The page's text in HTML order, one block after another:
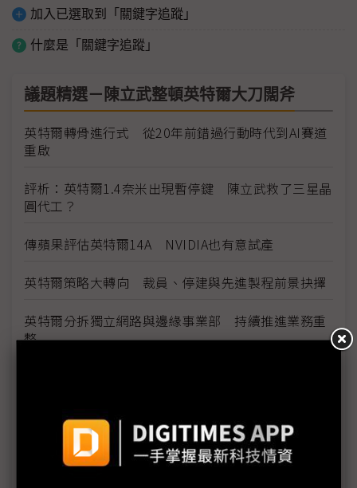
加入已選取到「關鍵字追蹤」
什麼是「關鍵字追蹤」
議題精選－陳立武整頓英特爾大刀闊斧
英特爾轉骨進行式 從20年前錯過行動時代到AI賽道
重啟
評析：英特爾1.4奈米出現暫停鍵 陳立武救了三星晶
圓代工？
傳蘋果評估英特爾14A NVIDIA也有意試產
英特爾策略大轉向 裁員、停建與先進製程前景抉擇
英特爾分拆獨立網路與邊緣事業部 持續推進業務重
整
重批過往擴張政策錯誤 陳立武：英特爾不再開空白